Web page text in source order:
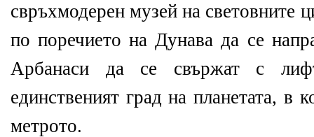
свръхмодерен музей на световните
по поречието на Дунава да се
Арбанаси да се свържат с
единственият град на планетата, в
метрото.